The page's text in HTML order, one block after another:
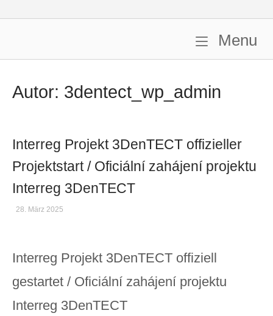
to
Menu
Autor: 3dentect_wp_admin
Interreg Projekt 3DenTECT offizieller
Projektstart / Oficiální zahájení projektu
Interreg 3DenTECT
28. März 2025
Interreg Projekt 3DenTECT offiziell
gestartet / Oficiální zahájení projektu
Interreg 3DenTECT